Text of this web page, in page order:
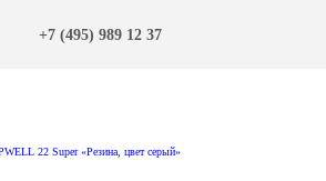
+7 (495) 989 12 37